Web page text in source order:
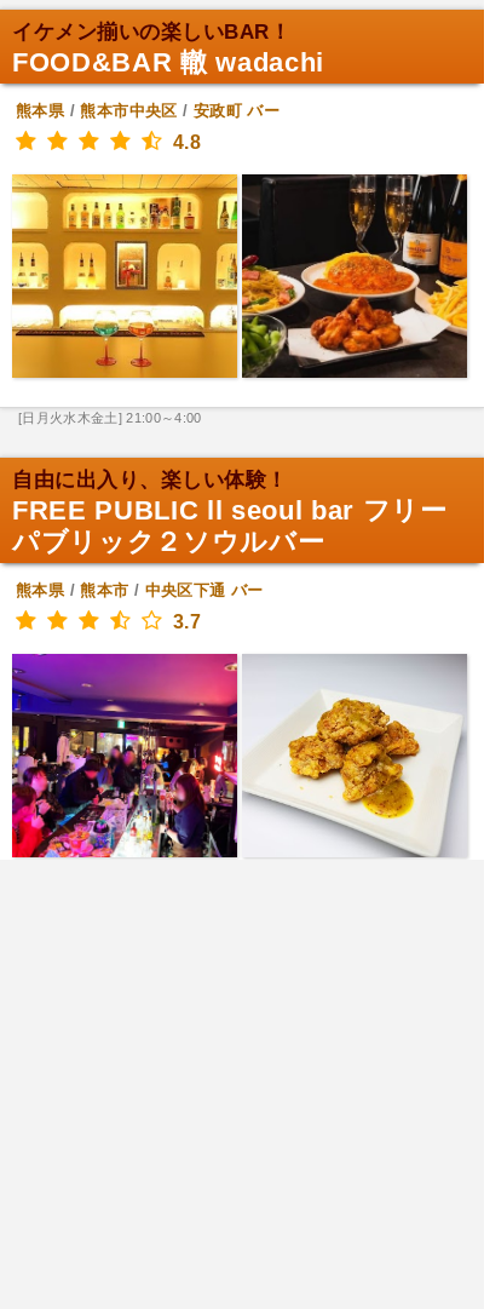
イケメン揃いの楽しいBAR！
FOOD&BAR 轍 wadachi
熊本県/熊本市中央区 / 安政町 バー
4.8
[日月火水木金土] 21:00～4:00
自由に出入り、楽しい体験！
FREE PUBLIC ll seoul bar フリー
パブリック２ソウルバー
熊本県/熊本市 / 中央区下通 バー
3.7